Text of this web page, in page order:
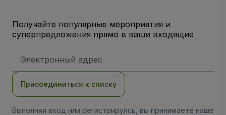
Получайте популярные мероприятия и
суперпредложения прямо в ваши входящие
электронной
Присоединиться к списку
Выполняя вход или регистрируясь, вы принимаете наше